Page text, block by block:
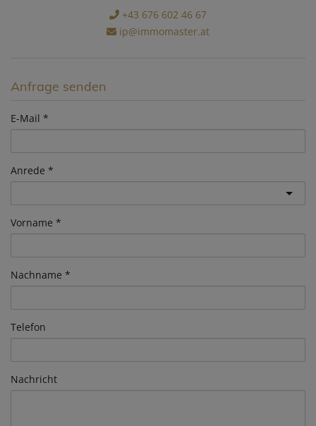
+43 676 602 46 67
ip@immomaster.at
Anfrage senden
E-Mail
Anrede
Vorname
Nachname
Telefon
Nachricht